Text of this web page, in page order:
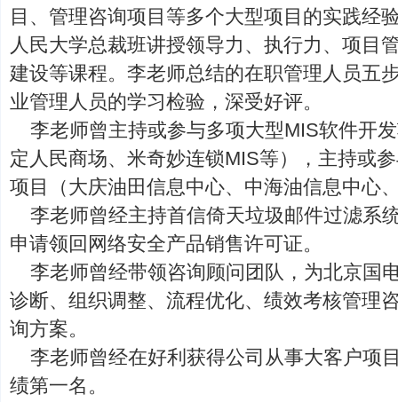
目、管理咨询项目等多个大型项目的实践经
人民大学总裁班讲授领导力、执行力、项目
建设等课程。李老师总结的在职管理人员五
业管理人员的学习检验，深受好评。
李老师曾主持或参与多项大型MIS软件开
定人民商场、米奇妙连锁MIS等），主持或
项目（大庆油田信息中心、中海油信息中心
李老师曾经主持首信倚天垃圾邮件过滤系
申请领回网络安全产品销售许可证。
李老师曾经带领咨询顾问团队，为北京国
诊断、组织调整、流程优化、绩效考核管理
询方案。
李老师曾经在好利获得公司从事大客户项
绩第一名。